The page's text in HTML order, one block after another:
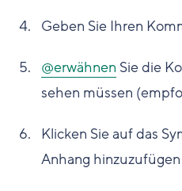
Geben Sie Ihren
@erwähnen Sie die
sehen müssen
Klicken Sie auf das
Anhang